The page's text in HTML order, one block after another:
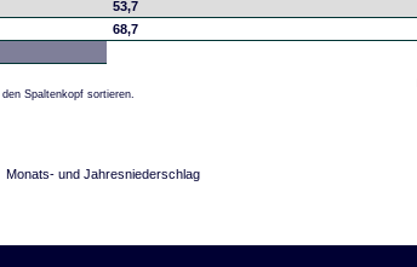
53,7
68,7
Spaltenkopf sortieren.
Monats- und Jahresniederschlag